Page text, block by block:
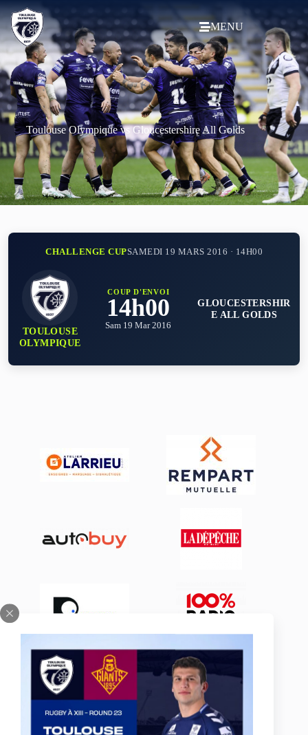
MENU
Toulouse Olympique vs Gloucestershire All Golds
CHALLENGE CUPSAMEDI 19 MARS 2016 · 14H00
TOULOUSE
OLYMPIQUE
COUP D'ENVOI
14h00
Sam 19 Mar 2016
GLOUCESTERSHIR
E ALL GOLDS